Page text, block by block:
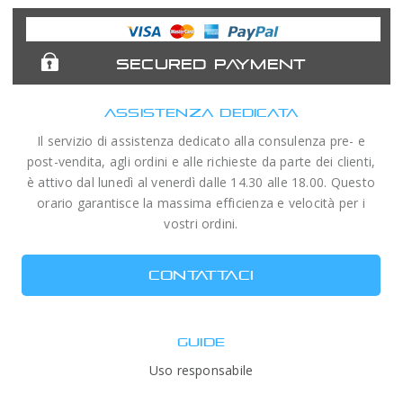
Expert
Telescopes
SECURED PAYMENT
ASSISTENZA DEDICATA
Il servizio di assistenza dedicato alla consulenza pre- e
post-vendita, agli ordini e alle richieste da parte dei clienti,
è attivo dal lunedì al venerdì dalle 14.30 alle 18.00. Questo
orario garantisce la massima efficienza e velocità per i
vostri ordini.
CONTATTACI
GUIDE
Uso responsabile